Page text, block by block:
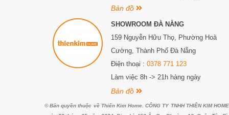
Bản đồ
SHOWROOM ĐÀ NẴNG
159 Nguyễn Hữu Thọ, Phường Hoà
Cường, Thành Phố Đà Nẵng
Điện thoại : 0378 771 123
Làm việc 8h -> 21h hàng ngày
Bản đồ
© Bản quyền thuộc về Thiên Kim Home. CÔNG TY TNHH THIÊN KIM